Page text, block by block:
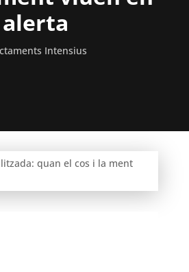
alerta
Intensius